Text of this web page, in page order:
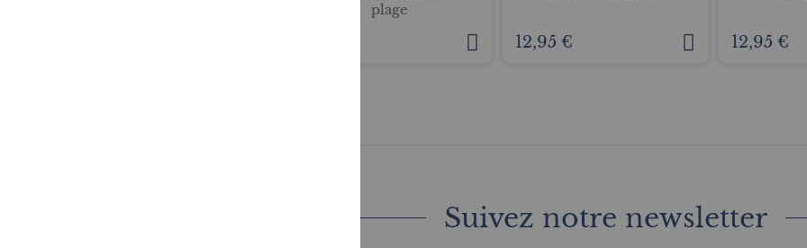
plage
12,95 € 12,95 €
Suivez notre newsletter